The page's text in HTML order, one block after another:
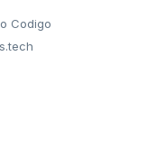
Codigo